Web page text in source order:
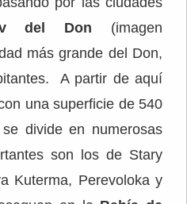
del Don (imagen
más grande del Don,
A partir de aquí
una superficie de 540
divide en numerosas
son los de Stary
Kuterma, Perevoloka y